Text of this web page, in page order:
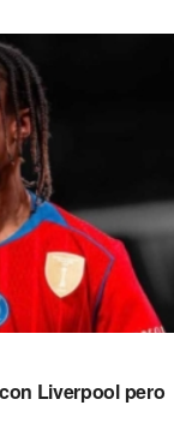
Liverpool pero